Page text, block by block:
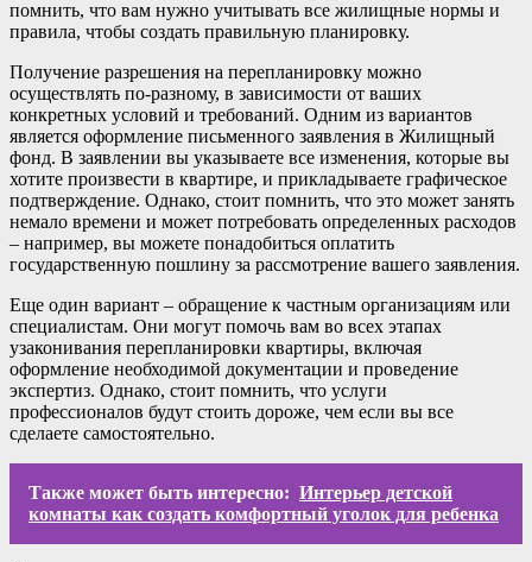
помнить, что вам нужно учитывать все жилищные нормы и
правила, чтобы создать правильную планировку.
Получение разрешения на перепланировку можно
осуществлять по-разному, в зависимости от ваших
конкретных условий и требований. Одним из вариантов
является оформление письменного заявления в Жилищный
фонд. В заявлении вы указываете все изменения, которые вы
хотите произвести в квартире, и прикладываете графическое
подтверждение. Однако, стоит помнить, что это может занять
немало времени и может потребовать определенных расходов
– например, вы можете понадобиться оплатить
государственную пошлину за рассмотрение вашего заявления.
Еще один вариант – обращение к частным организациям или
специалистам. Они могут помочь вам во всех этапах
узаконивания перепланировки квартиры, включая
оформление необходимой документации и проведение
экспертиз. Однако, стоит помнить, что услуги
профессионалов будут стоить дороже, чем если вы все
сделаете самостоятельно.
Также может быть интересно: Интерьер детской
комнаты как создать комфортный уголок для ребенка